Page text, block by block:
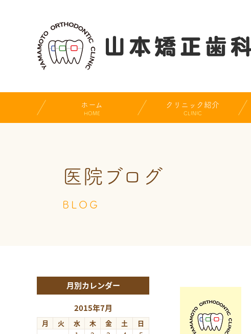
ホーム
HOME
クリニック紹介
CLINIC
医院ブログ
BLOG
月別カレンダー
2015年7月
月 火 水 木 金 土 日